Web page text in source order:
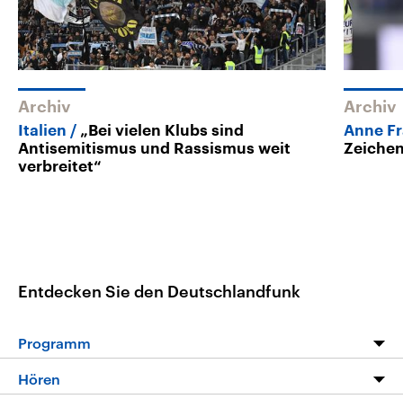
Archiv
Italien
„Bei vielen Klubs sind
Antisemitismus und Rassismus weit
verbreitet“
Archiv
Anne
Entdecken Sie den Deutschlandfunk
Programm
Programm
Hören